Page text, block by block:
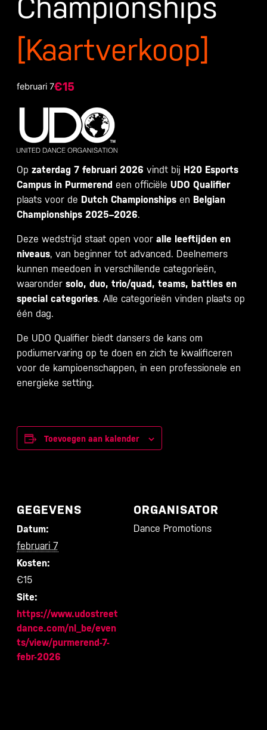
Championships
[Kaartverkoop]
februari 7€15
Op zaterdag 7 februari 2026 vindt bij H20 Esports
Campus in Purmerend een officiële UDO Qualifier
plaats voor de Dutch Championshipsen Belgian
Championships 2025–2026.
Deze wedstrijd staat open voor alle leeftijden en
niveaus, van beginner tot advanced. Deelnemers
kunnen meedoen in verschillende categorieën,
waaronder solo, duo, trio/quad, teams, battles en
special categories. Alle categorieën vinden plaats op
één dag.
De UDO Qualifier biedt dansers de kans om
podiumervaring op te doen en zich te kwalificeren
voor de kampioenschappen, in een professionele en
energieke setting.
Toevoegen aan kalender
GEGEVENS
Datum:
februari 7
Kosten:
€15
Site:
https://www.udostreet
dance.com/nl_be/even
ts/view/purmerend-7-
febr-2026
ORGANISATOR
Dance Promotions